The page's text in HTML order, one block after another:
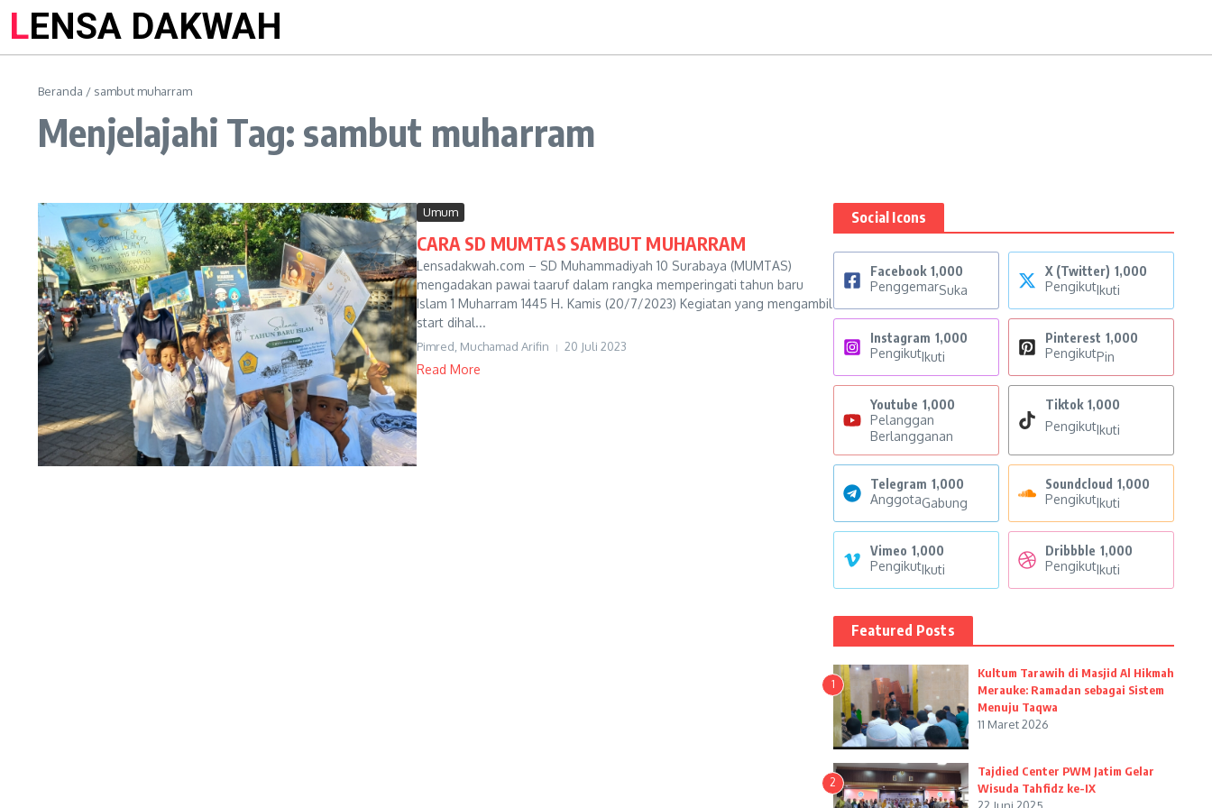
LENSA DAKWAH
Beranda / sambut muharram
Menjelajahi Tag: sambut muharram
Umum
CARA SD MUMTAS SAMBUT MUHARRAM
Lensadakwah.com – SD Muhammadiyah 10 Surabaya (MUMTAS)
mengadakan pawai taaruf dalam rangka memperingati tahun baru
Islam 1 Muharram 1445 H. Kamis (20/7/2023) Kegiatan yang mengambil
start dihal...
Pimred, Muchamad Arifin 20 Juli 2023
Read More
Social Icons
Facebook 1,000
PenggemarSuka
X (Twitter) 1,000
PengikutIkuti
Instagram 1,000
PengikutIkuti
Pinterest 1,000
PengikutPin
Youtube 1,000
Pelanggan
Berlangganan
Tiktok 1,000
PengikutIkuti
Telegram 1,000
AnggotaGabung
Soundcloud 1,000
PengikutIkuti
Vimeo 1,000
PengikutIkuti
Dribbble 1,000
PengikutIkuti
Featured Posts
1
Kultum Tarawih di Masjid Al Hikmah
Merauke: Ramadan sebagai Sistem
Menuju Taqwa
11 Maret 2026
2
Tajdied Center PWM Jatim Gelar
Wisuda Tahfidz ke-IX